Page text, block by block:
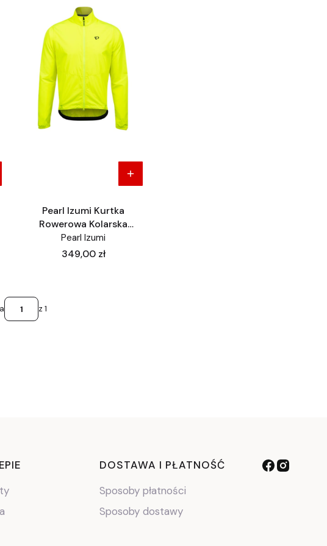
Pearl Izumi Kurtka
Rowerowa Kolarska
Wiatrówka
Pearl Izumi
Cena
349,00 zł
z 1
DOSTAWA I PŁATNOŚĆ
Sposoby płatności
Sposoby dostawy